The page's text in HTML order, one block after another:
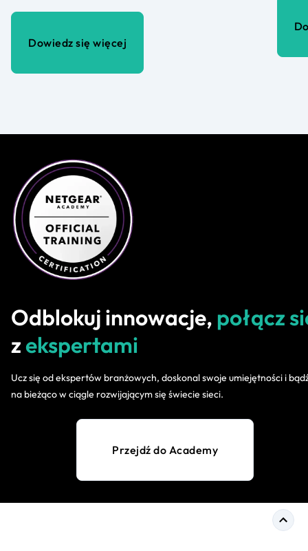
Dowiedz się więcej
Odblokuj innowacje, połącz
zekspertami
Ucz się od ekspertów branżowych, doskonal swoje umiejętności i
na bieżąco w ciągle rozwijającym się świecie sieci.
Przejdź do Academy